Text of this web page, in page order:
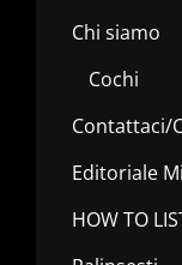
Chi siamo
Cochi
Contattaci/
Editoriale
HOW TO